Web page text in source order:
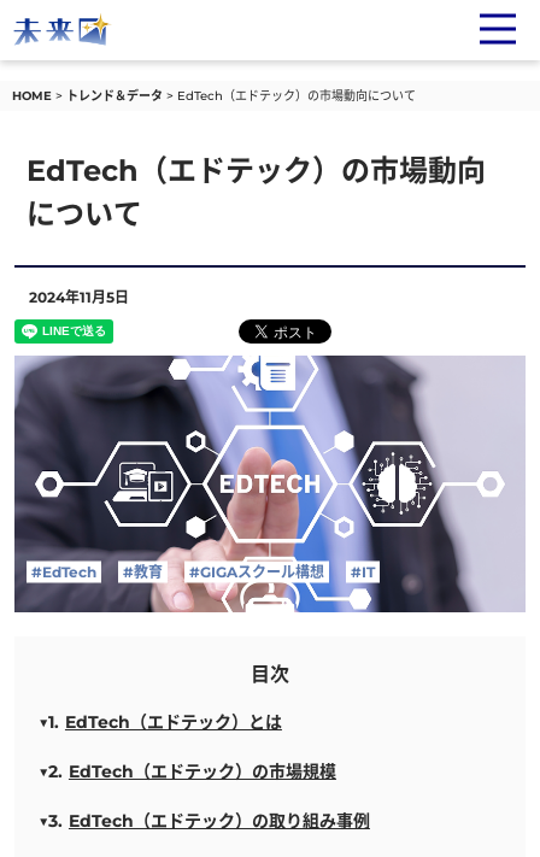
HOME トレンド＆データ EdTech（エドテック）の市場動向について
EdTech（エドテック）の市場動向
について
2024年11月5日
#EdTech #教育 #GIGAスクール構想 #IT
目次
EdTech（エドテック）とは
EdTech（エドテック）の市場規模
EdTech（エドテック）の取り組み事例